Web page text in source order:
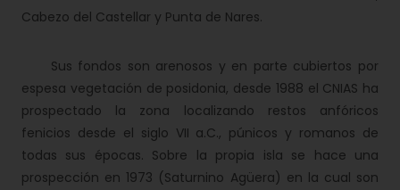
Cabezo del Castellar y Punta de Nares.
Sus fondos son arenosos y en parte cubiertos por
espesa vegetación de posidonia, desde 1988 el CNIAS ha
prospectado la zona localizando restos anfóricos
fenicios desde el siglo VII a.C., púnicos y romanos de
todas sus épocas. Sobre la propia isla se hace una
prospección en 1973 (Saturnino Agüera) en la cual son